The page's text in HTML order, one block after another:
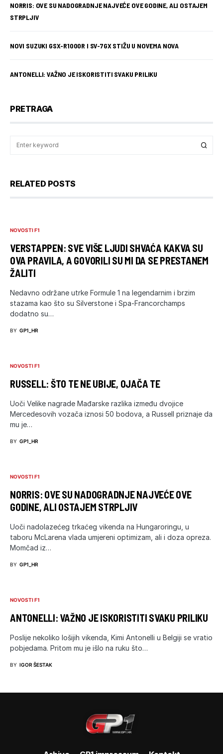
NORRIS: OVE SU NADOGRADNJE NAJVEĆE OVE GODINE, ALI OSTAJEM
STRPLJIV
NOVI SUZUKI GSX-R1000R I SV-7GX STIŽU U NOVEMA NOVA
ANTONELLI: VAŽNO JE ISKORISTITI SVAKU PRILIKU
PRETRAGA
RELATED POSTS
NOVOSTI F1
VERSTAPPEN: SVE VIŠE LJUDI SHVAĆA KAKVA SU
OVA PRAVILA, A GOVORILI SU MI DA SE PRESTANEM
ŽALITI
Nedavno održane utrke Formule 1 na legendarnim i brzim
stazama kao što su Silverstone i Spa-Francorchamps
dodatno su…
BY GP1_HR
NOVOSTI F1
RUSSELL: ŠTO TE NE UBIJE, OJAČA TE
Uoči Velike nagrade Mađarske razlika između dvojice
Mercedesovih vozača iznosi 50 bodova, a Russell priznaje da
mu je…
BY GP1_HR
NOVOSTI F1
NORRIS: OVE SU NADOGRADNJE NAJVEĆE OVE
GODINE, ALI OSTAJEM STRPLJIV
Uoči nadolazećeg trkaćeg vikenda na Hungaroringu, u
taboru McLarena vlada umjereni optimizam, ali i doza opreza.
Momčad iz…
BY GP1_HR
NOVOSTI F1
ANTONELLI: VAŽNO JE ISKORISTITI SVAKU PRILIKU
Poslije nekoliko lošijih vikenda, Kimi Antonelli u Belgiji se vratio
pobjedama. Pritom mu je išlo na ruku što…
BY IGOR ŠESTAK